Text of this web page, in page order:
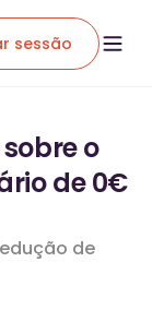
sessão
o
de 0€
de